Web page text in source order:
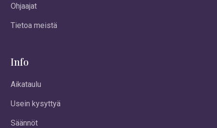
Ohjaajat
Tietoa meistä
Info
Aikataulu
Usein kysyttyä
Säännöt